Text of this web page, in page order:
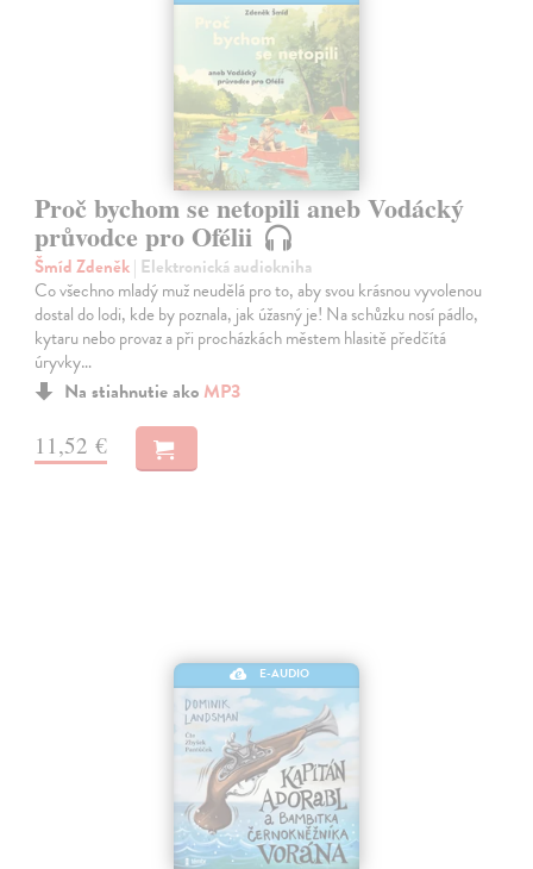
Proč bychom se netopili aneb Vodácký
průvodce pro Ofélii
Šmíd Zdeněk| Elektronická audiokniha
Co všechno mladý muž neudělá pro to, aby svou krásnou vyvolenou
dostal do lodi, kde by poznala, jak úžasný je! Na schůzku nosí pádlo,
kytaru nebo provaz a při procházkách městem hlasitě předčítá
úryvky…
Na stiahnutie ako MP3
11,52 €
E-AUDIO